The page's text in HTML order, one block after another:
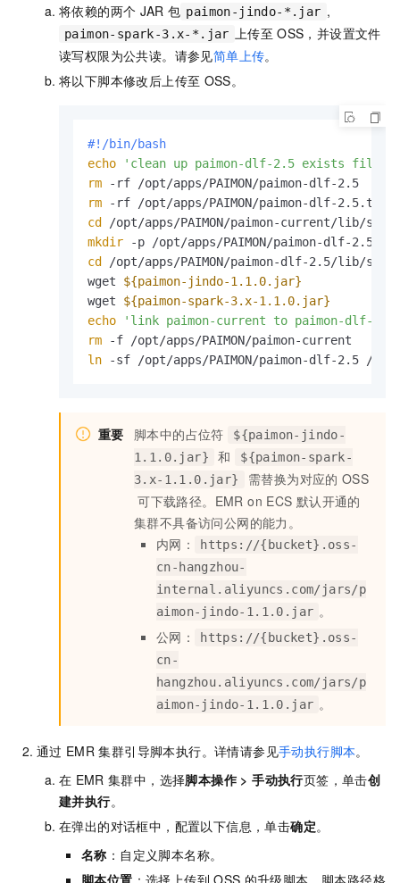
将依赖的两个 JAR 包 paimon-jindo-*.jar ,
paimon-spark-3.x-*.jar 上传至 OSS，并设置文件
读写权限为公共读。请参见简单上传。
将以下脚本修改后上传至 OSS。
#!/bin/bash
echo
'clean up paimon-dlf-2.5 exists file'
rm
rm
cd
mkdir
cd /opt/apps/PAIMON/paimon-dlf-2.5/lib/
wget ${paimon-jindo-1.1.0.jar}
wget ${paimon-spark-3.x-1.1.0.jar}
echo
'link paimon-current to paimon-dlf-
rm
ln -sf /opt/apps/PAIMON/paimon-dlf-2.5 /opt/
重要 脚本中的占位符
${paimon-jindo-
1.1.0.jar}
和
${paimon-spark-
3.x-1.1.0.jar}
需替换为对应的 OSS
可下载路径。EMR on ECS 默认开通的
集群不具备访问公网的能力。
内网：
https://{bucket}.oss-
cn-hangzhou-
internal.aliyuncs.com/jars/p
aimon-jindo-1.1.0.jar 。
公网：
https://{bucket}.oss-
cn-
hangzhou.aliyuncs.com/jars/p
aimon-jindo-1.1.0.jar 。
通过 EMR 集群引导脚本执行。详情请参见手动执行脚本。
在 EMR 集群中，选择脚本操作 >手动执行页签，单击创
建并执行。
在弹出的对话框中，配置以下信息，单击确定。
名称 ：自定义脚本名称。
脚本位置 ：选择上传到 OSS 的升级脚本。脚本路径格